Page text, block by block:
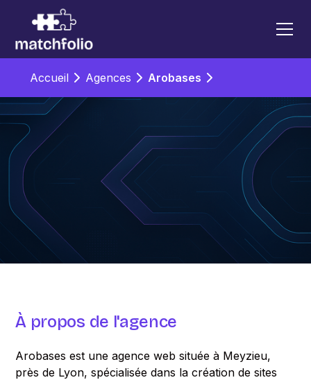
Accueil Agences Arobases
À propos de l'agence
Arobases est une agence web située à Meyzieu,
près de Lyon, spécialisée dans la création de sites